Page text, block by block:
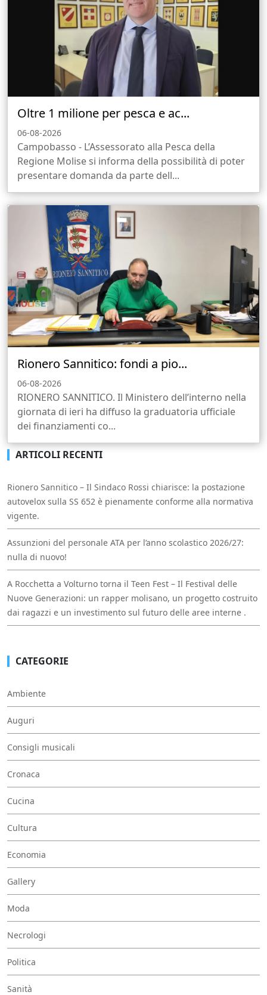
Oltre 1 milione per pesca e ac...
06-08-2026
Campobasso - L’Assessorato alla Pesca della
Regione Molise si informa della possibilità di poter
presentare domanda da parte dell...
Rionero Sannitico: fondi a pio...
06-08-2026
RIONERO SANNITICO. Il Ministero dell’interno nella
giornata di ieri ha diffuso la graduatoria ufficiale
dei finanziamenti co...
ARTICOLI RECENTI
Rionero Sannitico – Il Sindaco Rossi chiarisce: la postazione
autovelox sulla SS 652 è pienamente conforme alla normativa
vigente.
Assunzioni del personale ATA per l’anno scolastico 2026/27:
nulla di nuovo!
A Rocchetta a Volturno torna il Teen Fest – Il Festival delle
Nuove Generazioni: un rapper molisano, un progetto costruito
dai ragazzi e un investimento sul futuro delle aree interne .
CATEGORIE
Ambiente
Auguri
Consigli musicali
Cronaca
Cucina
Cultura
Economia
Gallery
Moda
Necrologi
Politica
Sanità